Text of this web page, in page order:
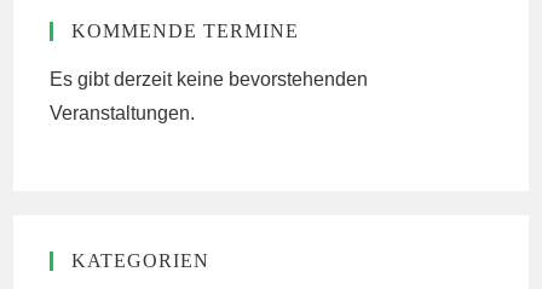
KOMMENDE TERMINE
Es gibt derzeit keine bevorstehenden
Veranstaltungen.
KATEGORIEN